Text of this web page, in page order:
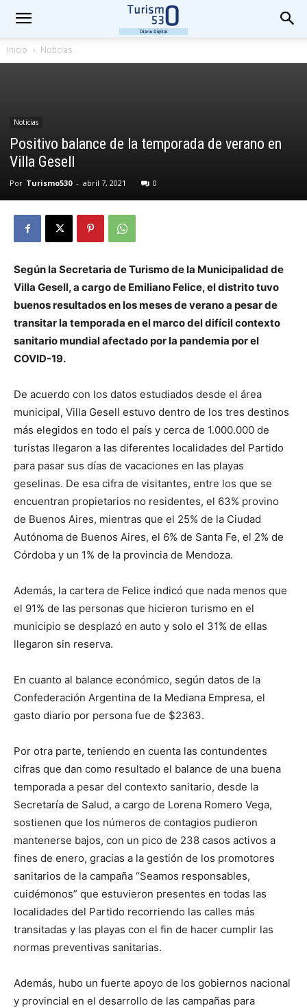
Inicio Noticias
Noticias
Positivo balance de la temporada de verano en
Villa Gesell
Por Turismo530 - abril 7, 2021 0
Según la Secretaria de Turismo de la Municipalidad de
Villa Gesell, a cargo de Emiliano Felice, el distrito tuvo
buenos resultados en los meses de verano a pesar de
transitar la temporada en el marco del difícil contexto
sanitario mundial afectado por la pandemia por el
COVID-19.
De acuerdo con los datos estudiados desde el área
municipal, Villa Gesell estuvo dentro de los tres destinos
más elegidos en todo el país y cerca de 1.000.000 de
turistas llegaron a las diferentes localidades del Partido
para pasar sus días de vacaciones en las playas
geselinas. De esa cifra de visitantes, entre los que se
encuentran propietarios no residentes, el 63% provino
de Buenos Aires, mientras que el 25% de la Ciudad
Autónoma de Buenos Aires, el 6% de Santa Fe, el 2% de
Córdoba y un 1% de la provincia de Mendoza.
Además, la cartera de Felice indicó que nada menos que
el 91% de las personas que hicieron turismo en el
municipio se desplazó en auto y solo el 31% de ellas
llegaron sin reserva.
En cuanto al balance económico, según datos de la
Confederación Argentina de la Mediana Empresa, el
gasto diario por persona fue de $2363.
Por otra parte, teniendo en cuenta las contundentes
cifras que dan como resultado el balance de una buena
temporada a pesar del contexto sanitario, desde la
Secretaría de Salud, a cargo de Lorena Romero Vega,
sostienen que los números de contagios pudieron
mantenerse bajos, con un pico de 238 casos activos a
fines de enero, gracias a la gestión de los promotores
sanitarios de la campaña “Seamos responsables,
cuidémonos” que estuvieron presentes en todas las
localidades del Partido recorriendo las calles más
transitadas y las playas con el fin de hacer cumplir las
normas preventivas sanitarias.
Además, hubo un fuerte apoyo de los gobiernos nacional
y provincial en el desarrollo de las campañas para